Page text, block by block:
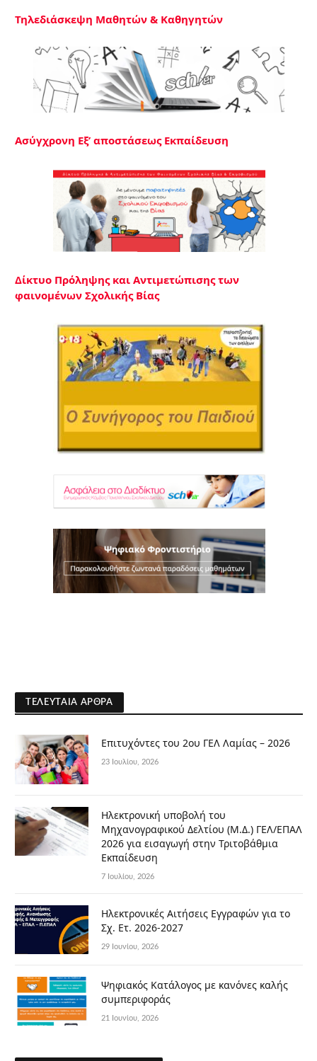
Τηλεδιάσκεψη Μαθητών & Καθηγητών
Ασύγχρονη Εξ’ αποστάσεως Εκπαίδευση
Δίκτυο Πρόληψης και Αντιμετώπισης των
φαινομένων Σχολικής Βίας
ΤΕΛΕΥΤΑΊΑ ΆΡΘΡΑ
Επιτυχόντες του 2ου ΓΕΛ Λαμίας – 2026
23 Ιουλίου, 2026
Ηλεκτρονική υποβολή του
Μηχανογραφικού Δελτίου (Μ.Δ.) ΓΕΛ/ΕΠΑΛ
2026 για εισαγωγή στην Τριτοβάθμια
Εκπαίδευση
7 Ιουλίου, 2026
Ηλεκτρονικές Αιτήσεις Εγγραφών για το
Σχ. Ετ. 2026-2027
29 Ιουνίου, 2026
Ψηφιακός Κατάλογος με κανόνες καλής
συμπεριφοράς
21 Ιουνίου, 2026